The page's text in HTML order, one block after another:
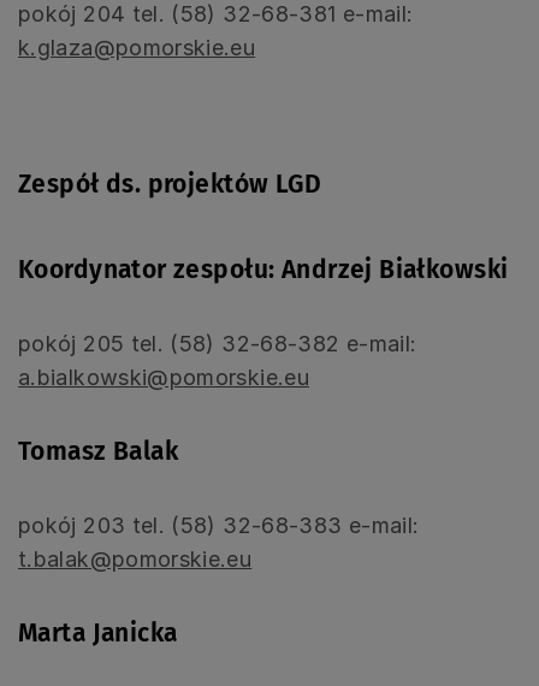
pokój 204 tel. (58) 32-68-381 e-mail:
k.glaza@pomorskie.eu
Zespół ds. projektów LGD
Koordynator zespołu: Andrzej Białkowski
pokój 205 tel. (58) 32-68-382 e-mail:
a.bialkowski@pomorskie.eu
Tomasz Balak
pokój 203 tel. (58) 32-68-383 e-mail:
t.balak@pomorskie.eu
Marta Janicka